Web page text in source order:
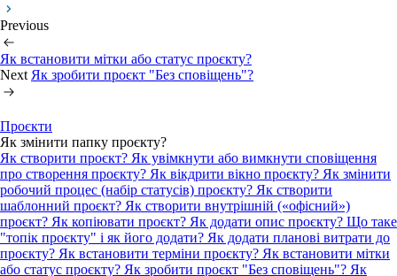
Previous
Як встановити мітки або статус проєкту?
Next Як зробити проєкт "Без сповіщень"?
Проєкти
Як змінити папку проєкту?
Як створити проєкт? Як увімкнути або вимкнути сповіщення
про створення проєкту? Як вікдрити вікно проєкту? Як змінити
робочий процес (набір статусів) проєкту? Як створити
шаблонний проєкт? Як створити внутрішній («офісний»)
проєкт? Як копіювати проєкт? Як додати опис проєкту? Що таке
"топік проєкту" і як його додати? Як додати планові витрати до
проєкту? Як встановити терміни проєкту? Як встановити мітки
або статус проєкту? Як зробити проєкт "Без сповіщень"? Як